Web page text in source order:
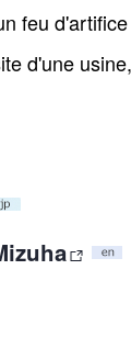
feu
d'une